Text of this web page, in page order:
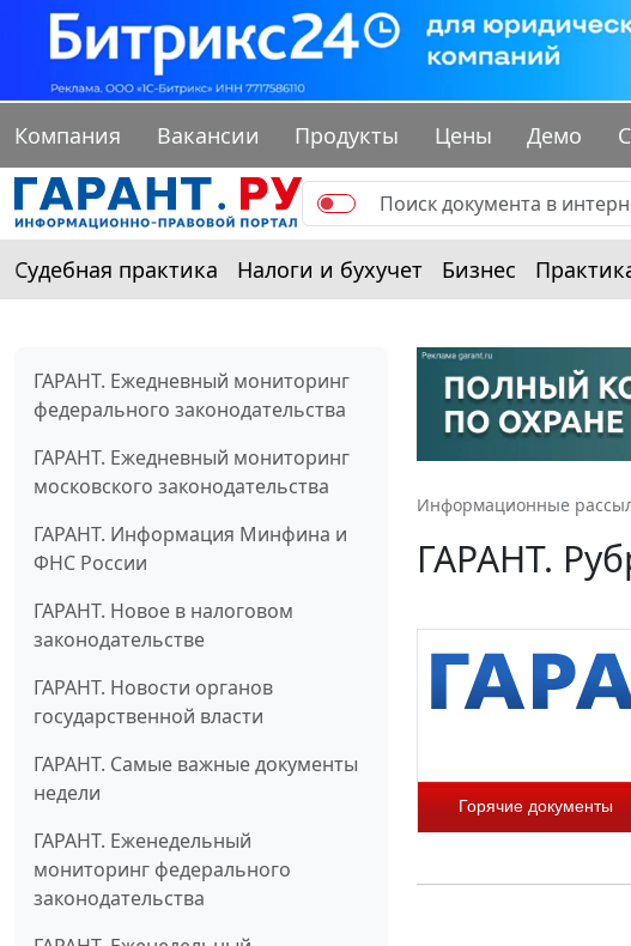
Компания Вакансии Продукты Цены Демо
Судебная практика Налоги и бухучет Бизнес
ГАРАНТ. Ежедневный мониторинг
федерального законодательства
ГАРАНТ. Ежедневный мониторинг
московского законодательства
ГАРАНТ. Информация Минфина и
ФНС России
ГАРАНТ. Новое в налоговом
законодательстве
ГАРАНТ. Новости органов
государственной власти
ГАРАНТ. Самые важные документы
недели
ГАРАНТ. Еженедельный
мониторинг федерального
законодательства
Информационные
ГАРАНТ.
Горячие документы